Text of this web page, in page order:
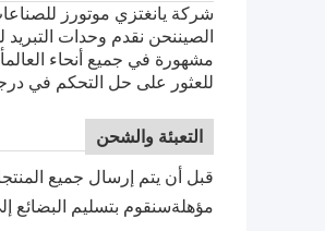
شركة يانغتزي موتورز
الصيننحن نقدم وحدات
مشهورة في جميع أنحاء
للعثور على حل التحكم في
التعبئة والشحن
قبل أن يتم إرسال جميع
مؤهلةسنقوم بتسليم البضائع